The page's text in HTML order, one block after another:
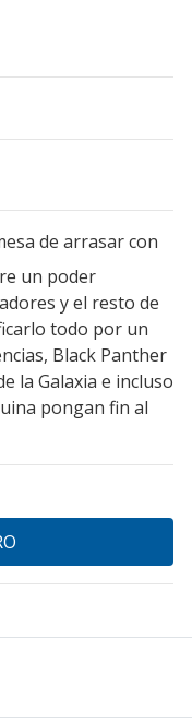
de arrasar con
un poder
y el resto de
todo por un
Black Panther
la Galaxia e incluso
pongan fin al